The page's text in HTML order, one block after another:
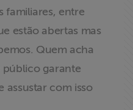
familiares, entre
estão abertas mas
Quem acha
garante
assustar com isso